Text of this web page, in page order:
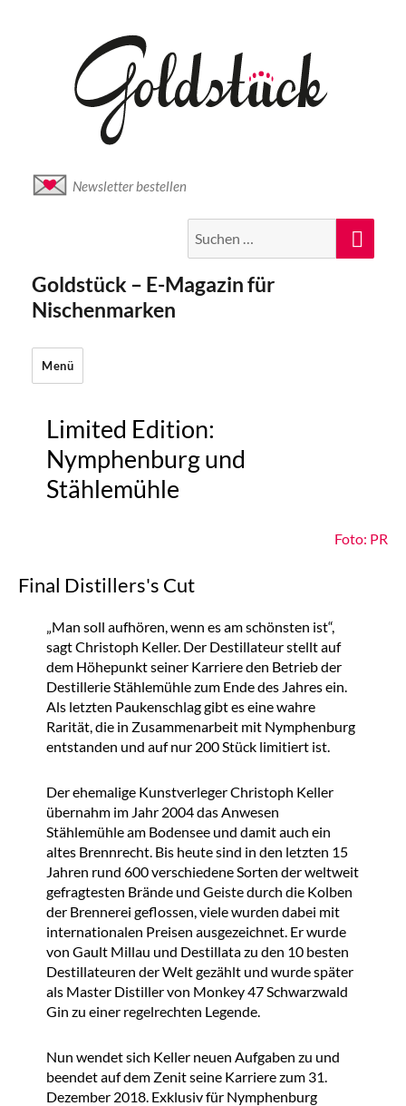
Newsletter bestellen
nach:
Goldstück – E-Magazin für
Nischenmarken
Menü
Limited Edition:
Nymphenburg und
Stählemühle
Foto: PR
Final Distillers's Cut
„Man soll aufhören, wenn es am schönsten ist“,
sagt Christoph Keller. Der Destillateur stellt auf
dem Höhepunkt seiner Karriere den Betrieb der
Destillerie Stählemühle zum Ende des Jahres ein.
Als letzten Paukenschlag gibt es eine wahre
Rarität, die in Zusammenarbeit mit Nymphenburg
entstanden und auf nur 200 Stück limitiert ist.
Der ehemalige Kunstverleger Christoph Keller
übernahm im Jahr 2004 das Anwesen
Stählemühle am Bodensee und damit auch ein
altes Brennrecht. Bis heute sind in den letzten 15
Jahren rund 600 verschiedene Sorten der weltweit
gefragtesten Brände und Geiste durch die Kolben
der Brennerei geflossen, viele wurden dabei mit
internationalen Preisen ausgezeichnet. Er wurde
von Gault Millau und Destillata zu den 10 besten
Destillateuren der Welt gezählt und wurde später
als Master Distiller von Monkey 47 Schwarzwald
Gin zu einer regelrechten Legende.
Nun wendet sich Keller neuen Aufgaben zu und
beendet auf dem Zenit seine Karriere zum 31.
Dezember 2018. Exklusiv für Nymphenburg